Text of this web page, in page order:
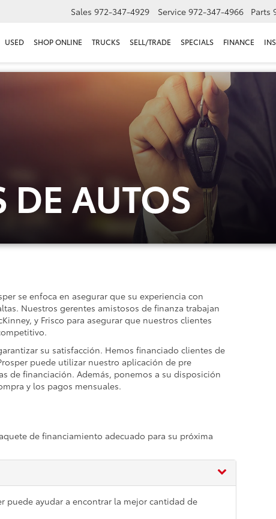
Sales 972-347-4929 Service 972-347-4966 Parts
USED SHOP ONLINE TRUCKS SELL/TRADE SPECIALS FINANCE
DE AUTOS
se enfoca en asegurar que su experiencia con
Nuestros gerentes amistosos de finanza trabajan
y Frisco para asegurar que nuestros clientes
su satisfacción. Hemos financiado clientes de
puede utilizar nuestro aplicación de pre
de financiación. Además, ponemos a su disposición
y los pagos mensuales.
de financiamiento adecuado para su próxima
puede ayudar a encontrar la mejor cantidad de